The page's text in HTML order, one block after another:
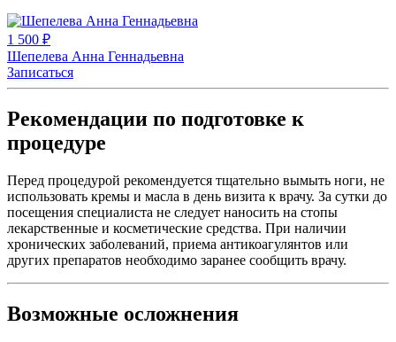
1 500 ₽
Шепелева Анна Геннадьевна
Записаться
Рекомендации по подготовке к
процедуре
Перед процедурой рекомендуется тщательно вымыть ноги, не
использовать кремы и масла в день визита к врачу. За сутки до
посещения специалиста не следует наносить на стопы
лекарственные и косметические средства. При наличии
хронических заболеваний, приема антикоагулянтов или
других препаратов необходимо заранее сообщить врачу.
Возможные осложнения